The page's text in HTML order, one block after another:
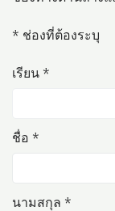
* ช่องที่ต้องระบุ
เรียน *
ชื่อ *
นามสกุล *